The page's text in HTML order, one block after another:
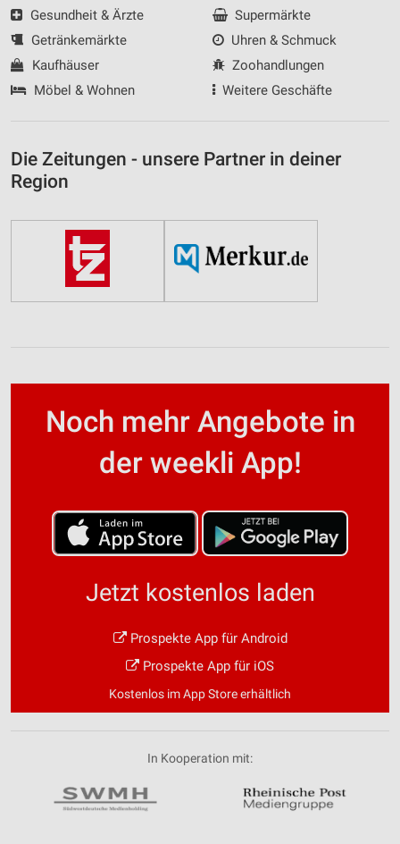
Gesundheit & Ärzte
Getränkemärkte
Kaufhäuser
Möbel & Wohnen
Supermärkte
Uhren & Schmuck
Zoohandlungen
Weitere Geschäfte
Die Zeitungen - unsere Partner in deiner
Region
Noch mehr Angebote in
der weekli App!
Jetzt kostenlos laden
Prospekte App für Android
Prospekte App für iOS
Kostenlos im App Store erhältlich
In Kooperation mit: